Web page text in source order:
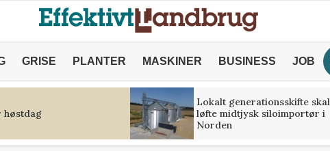
GRISE PLANTER MASKINER BUSINESS JOB
høstdag
Lokalt generationsskifte skal
løfte midtjysk siloimportør i
Norden